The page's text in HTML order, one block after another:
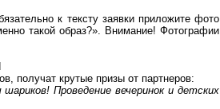
к тексту заявки приложите фото
такой образ?». Внимание! Фотографии
получат крутые призы от партнеров:
Проведение вечеринок и детских